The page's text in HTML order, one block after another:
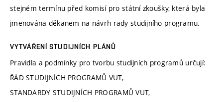
stejném termínu před komisí pro státní zkoušky, která byla
jmenována děkanem na návrh rady studijního programu.
VYTVÁŘENÍ STUDIJNÍCH PLÁNŮ
Pravidla a podmínky pro tvorbu studijních programů určují:
ŘÁD STUDIJNÍCH PROGRAMŮ VUT,
STANDARDY STUDIJNÍCH PROGRAMŮ VUT,